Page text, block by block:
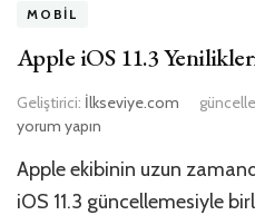
MOBIL
Apple iOS 11.3
Geliştirici: İlkseviye.com
yorum yapın
Apple ekibinin uzun
iOS 11.3 güncellemesiyle